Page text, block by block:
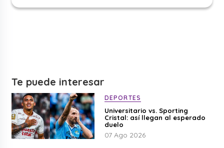
Te puede interesar
DEPORTES
Universitario vs. Sporting
Cristal: así llegan al esperado
duelo
07 Ago 2026